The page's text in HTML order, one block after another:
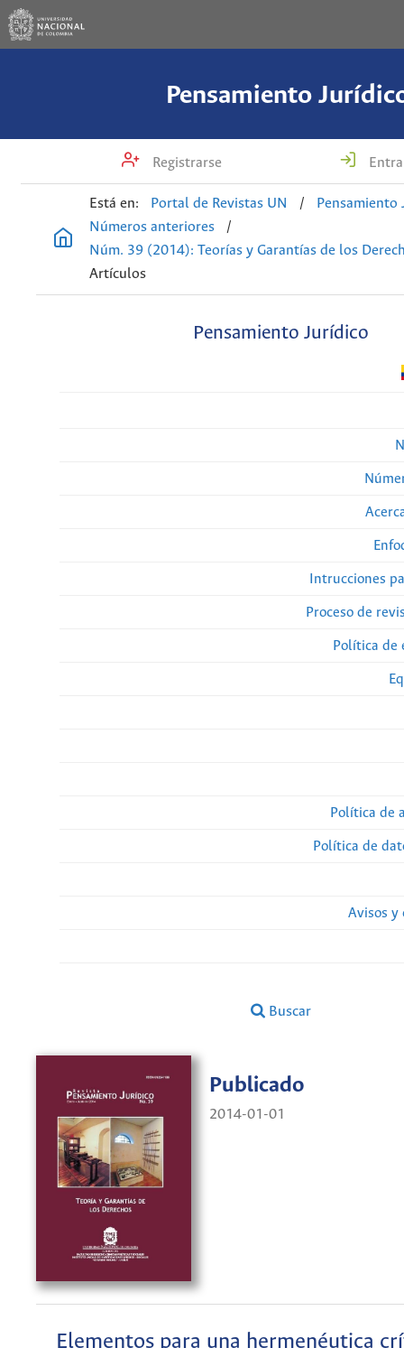
Pensamiento
Registrarse
Está en: Portal de Revistas UN /
Pensamiento
Números anteriores
/
Núm. 39 (2014): Teorías y Garantías de los
Artículos
Pensamiento Jurídico
Intrucciones
Proceso de
Política
Política de
Política de
Avisos y
Buscar
Publicado
2014-01-01
Elementos para una hermenéutica